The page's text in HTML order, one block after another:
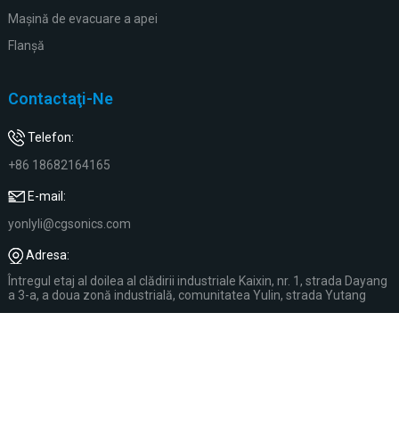
Mașină de evacuare a apei
Flanşă
Contactaţi-Ne
Telefon:
+86 18682164165
E-mail:
yonlyli@cgsonics.com
Adresa:
Întregul etaj al doilea al clădirii industriale Kaixin, nr. 1, strada Dayang
a 3-a, a doua zonă industrială, comunitatea Yulin, strada Yutang